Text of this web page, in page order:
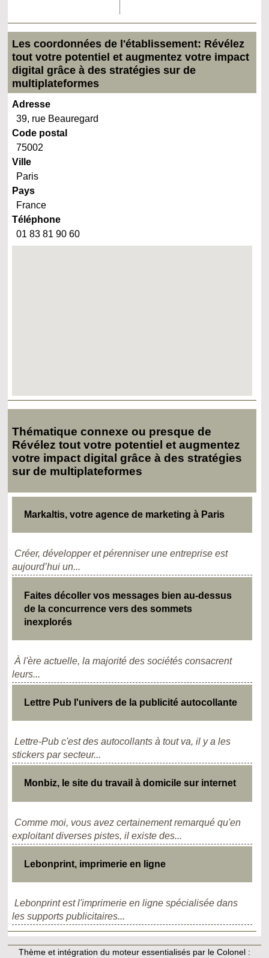
Les coordonnées de l'établissement: Révélez
tout votre potentiel et augmentez votre impact
digital grâce à des stratégies sur de
multiplateformes
Adresse
39, rue Beauregard
Code postal
75002
Ville
Paris
Pays
France
Téléphone
01 83 81 90 60
Thématique connexe ou presque de
Révélez tout votre potentiel et augmentez
votre impact digital grâce à des stratégies
sur de multiplateformes
Markaltis, votre agence de marketing à Paris
Créer, développer et pérenniser une entreprise est
aujourd’hui un...
Faites décoller vos messages bien au-dessus
de la concurrence vers des sommets
inexplorés
À l'ère actuelle, la majorité des sociétés consacrent
leurs...
Lettre Pub l'univers de la publicité autocollante
Lettre-Pub c'est des autocollants à tout va, il y a les
stickers par secteur...
Monbiz, le site du travail à domicile sur internet
Comme moi, vous avez certainement remarqué qu'en
exploitant diverses pistes, il existe des...
Lebonprint, imprimerie en ligne
Lebonprint est l'imprimerie en ligne spécialisée dans
les supports publicitaires...
Thème et intégration du moteur essentialisés par le Colonel :